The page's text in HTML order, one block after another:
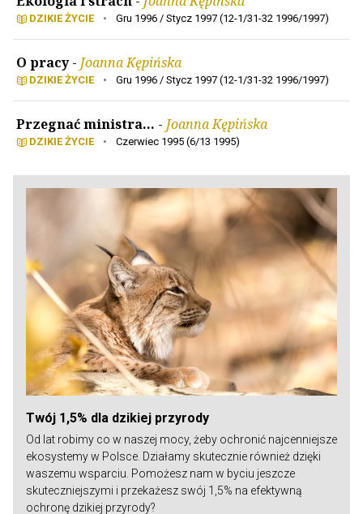
DZIKIE ŻYCIE • Gru 1996 / Stycz 1997 (12-1/31-32 1996/1997)
O pracy- Joanna Kępińska
DZIKIE ŻYCIE • Gru 1996 / Stycz 1997 (12-1/31-32 1996/1997)
Przegnać ministra… - Joanna Kępińska
DZIKIE ŻYCIE • Czerwiec 1995 (6/13 1995)
Twój 1,5% dla dzikiej przyrody
Od lat robimy co w naszej mocy, żeby ochronić najcenniejsze
ekosystemy w Polsce. Działamy skutecznie również dzięki
waszemu wsparciu. Pomożesz nam w byciu jeszcze
skuteczniejszymi i przekażesz swój 1,5% na efektywną
ochronę dzikiej przyrody?